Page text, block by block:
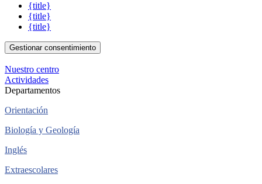
{title}
{title}
{title}
Gestionar consentimiento
Nuestro centro
Actividades
Departamentos
Orientación
Biología y Geología
Inglés
Extraescolares